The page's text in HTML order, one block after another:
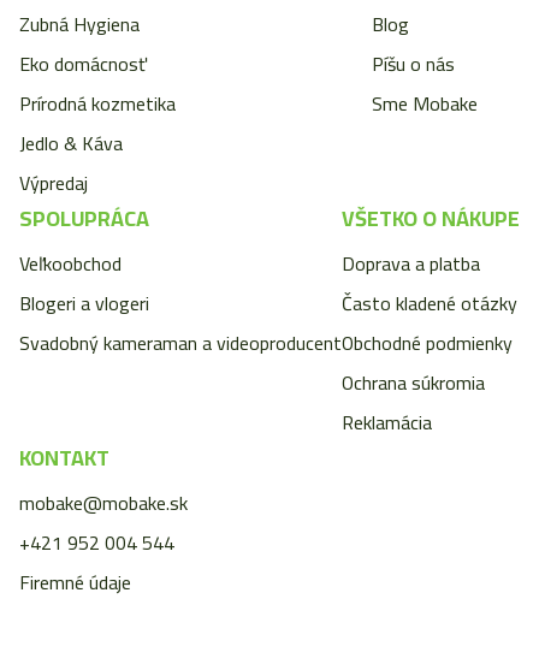
Zubná Hygiena
Eko domácnosť
Prírodná kozmetika
Jedlo & Káva
Výpredaj
Blog
Píšu o nás
Sme Mobake
SPOLUPRÁCA
Veľkoobchod
Blogeri a vlogeri
Svadobný kameraman a videoproducent
VŠETKO O NÁKUPE
Doprava a platba
Často kladené otázky
Obchodné podmienky
Ochrana súkromia
Reklamácia
KONTAKT
mobake@mobake.sk
+421 952 004 544
Firemné údaje